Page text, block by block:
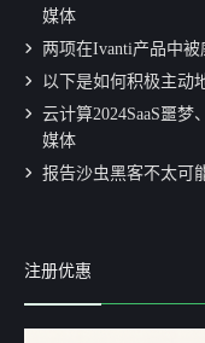
媒体
两项在Ivanti产品中
以下是如何积极主动
云计算2024SaaS噩
媒体
报告沙虫黑客不太可
注册优惠